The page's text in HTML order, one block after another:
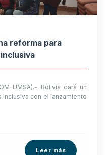
reforma para
UMSA).- Bolivia dará un
inclusiva con el lanzamiento
Leer más